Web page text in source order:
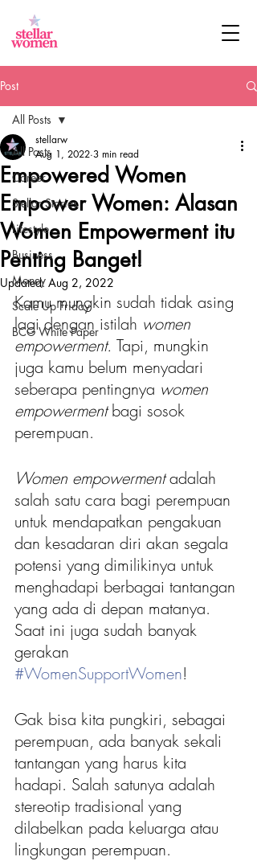
Post
All Posts
Career
Stellar Stories
Lifestyle
Business
Money
Scale Up Friday
BCG White Paper
All Posts
Empowered Women
Empower Women: Alasan
Women Empowerment itu
Penting Banget!
stellarw
Aug 1, 2022 3 min read
Updated:Aug 2, 2022
Kamu mungkin sudah tidak asing
lagi dengan istilah women
empowerment. Tapi, mungkin
juga kamu belum menyadari
seberapa pentingnya women
empowerment bagi sosok
perempuan.
Women empowerment adalah
salah satu cara bagi perempuan
untuk mendapatkan pengakuan
dan kesadaran diri akan segala
potensi yang dimilikinya untuk
menghadapi berbagai tantangan
yang ada di depan matanya.
Saat ini juga sudah banyak
gerakan
#WomenSupportWomen!
Gak bisa kita pungkiri, sebagai
perempuan, ada banyak sekali
tantangan yang harus kita
hadapi. Salah satunya adalah
stereotip tradisional yang
dilabelkan pada keluarga atau
lingkungan perempuan.